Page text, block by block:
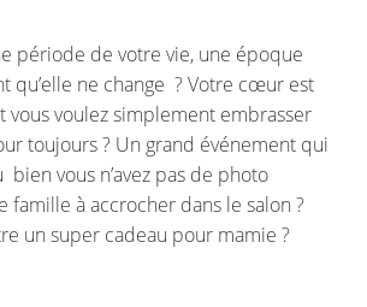
période de votre vie, une époque
qu’elle ne change ? Votre cœur est
vous voulez simplement embrasser
toujours ? Un grand événement qui
bien vous n’avez pas de photo
famille à accrocher dans le salon ?
un super cadeau pour mamie ?